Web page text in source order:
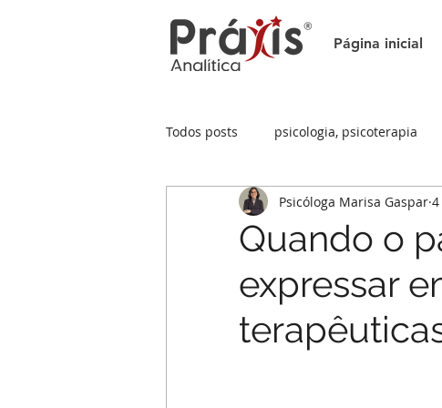
Página inicial
Todos posts psicologia, psicoterapia
psicologia atendimento online
Quando o
expressar
Psicóloga Marisa Gaspar